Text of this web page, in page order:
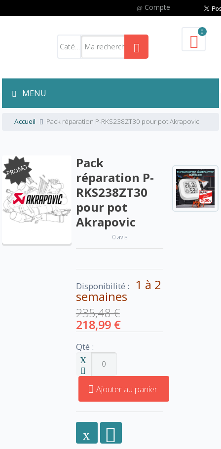
Compte
0
MENU
Accueil Pack réparation P-RKS238ZT30 pour pot Akrapovic
PROMO
Pack
réparation P-
RKS238ZT30
pour pot
Akrapovic
0 avis
Disponibilité : 1 à 2
semaines
235,48 €
218,99 €
Qté :
Ajouter au panier